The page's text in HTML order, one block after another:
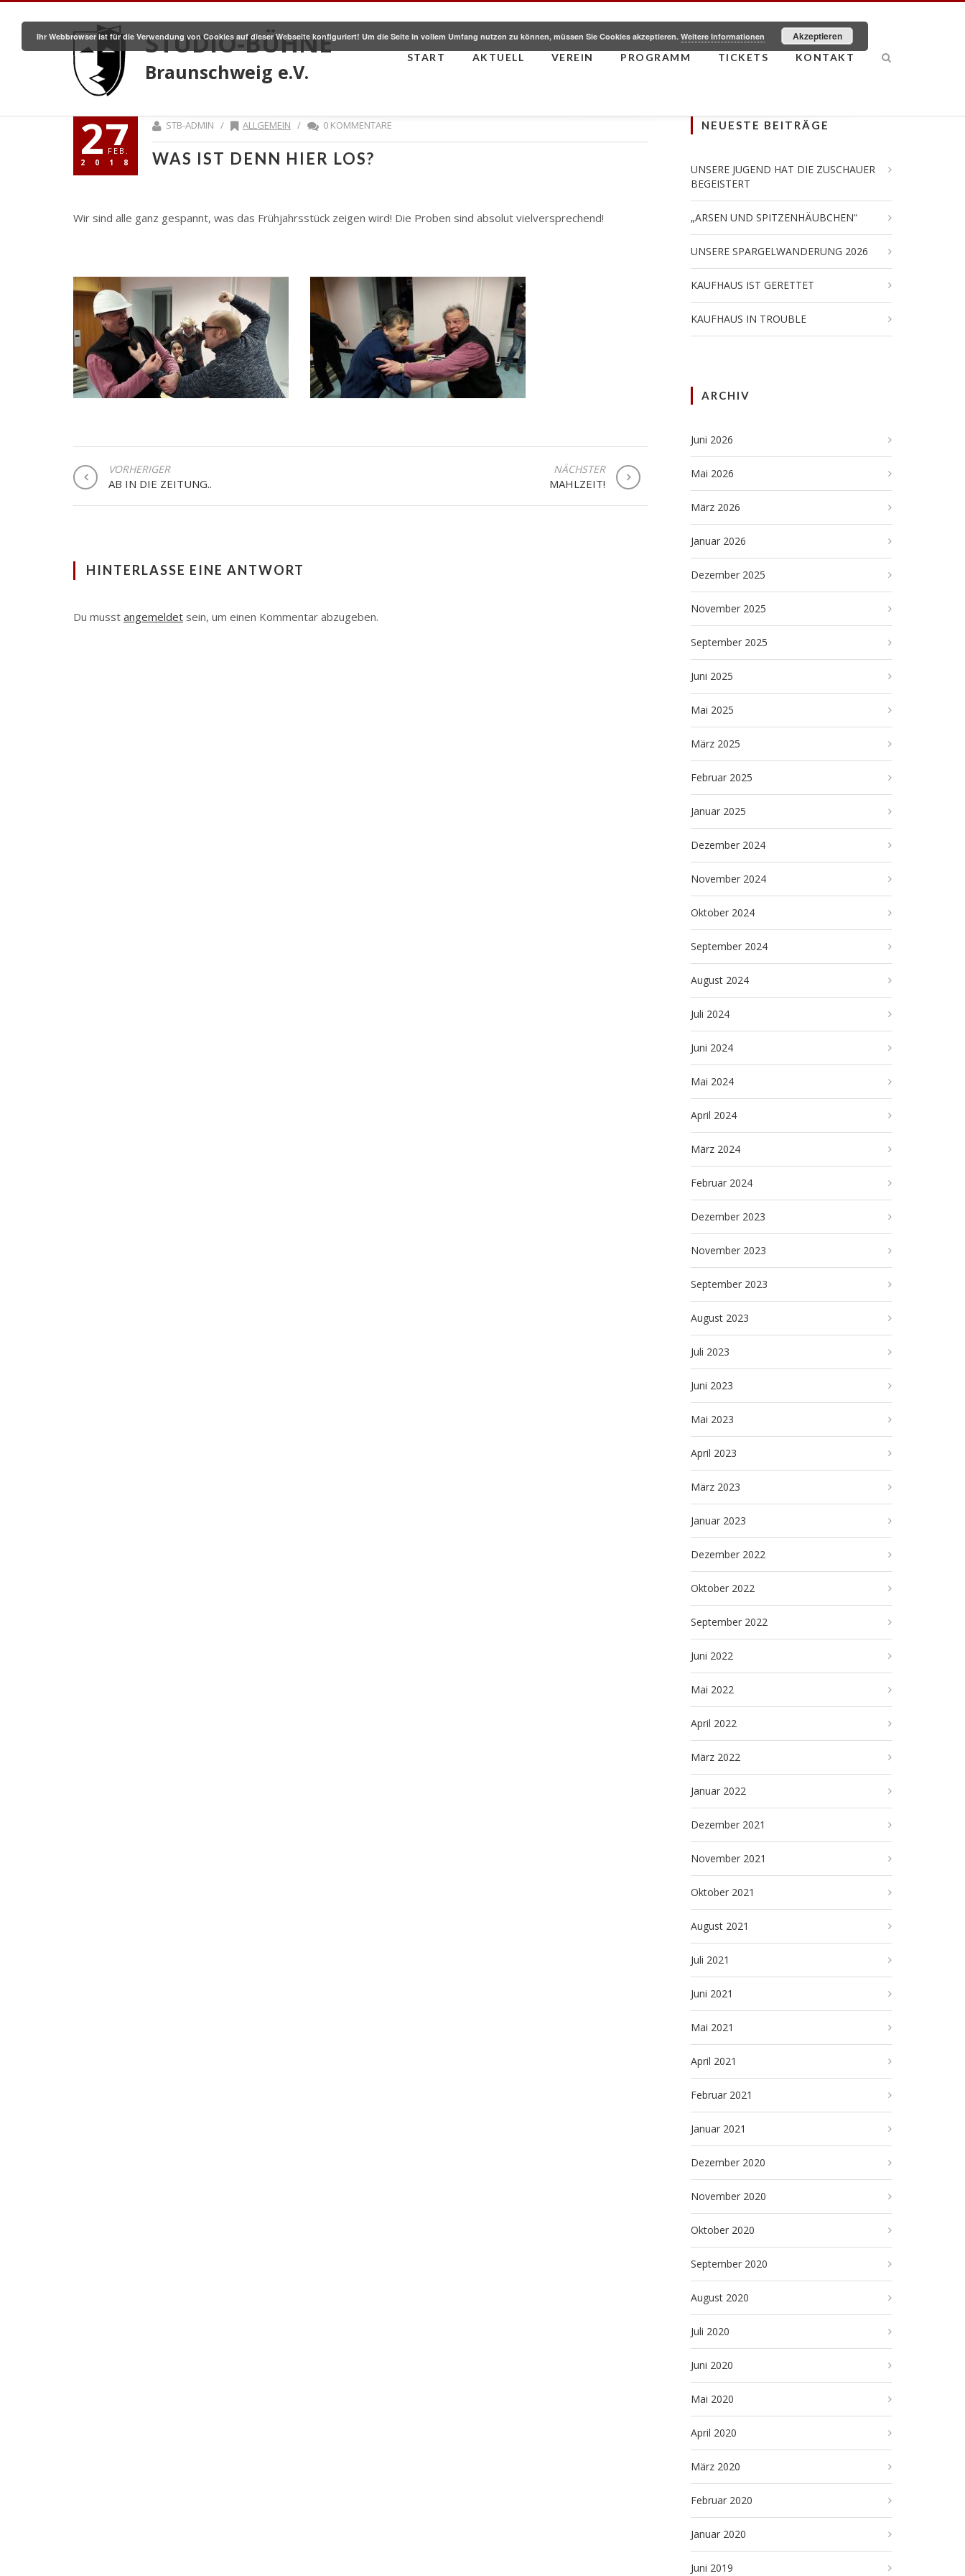
STUDIO-BÜHNE
Braunschweig e.V.
START AKTUELL VEREIN PROGRAMM TICKETS KONTAKT
27
FEB.
2018
STB-ADMIN / ALLGEMEIN / 0 KOMMENTARE
WAS IST DENN HIER LOS?
Wir sind alle ganz gespannt, was das Frühjahrsstück zeigen wird! Die Proben sind absolut vielversprechend!
BEITRAGSNAVIGATION
VORHERIGER
AB IN DIE ZEITUNG..
NÄCHSTER
MAHLZEIT!
HINTERLASSE EINE ANTWORT
Du musst angemeldet sein, um einen Kommentar abzugeben.
NEUESTE BEITRÄGE
UNSERE JUGEND HAT DIE ZUSCHAUER
BEGEISTERT
„ARSEN UND SPITZENHÄUBCHEN“
UNSERE SPARGELWANDERUNG 2026
KAUFHAUS IST GERETTET
KAUFHAUS IN TROUBLE
ARCHIV
Juni 2026
Mai 2026
März 2026
Januar 2026
Dezember 2025
November 2025
September 2025
Juni 2025
Mai 2025
März 2025
Februar 2025
Januar 2025
Dezember 2024
November 2024
Oktober 2024
September 2024
August 2024
Juli 2024
Juni 2024
Mai 2024
April 2024
März 2024
Februar 2024
Dezember 2023
November 2023
September 2023
August 2023
Juli 2023
Juni 2023
Mai 2023
April 2023
März 2023
Januar 2023
Dezember 2022
Oktober 2022
September 2022
Juni 2022
Mai 2022
April 2022
März 2022
Januar 2022
Dezember 2021
November 2021
Oktober 2021
August 2021
Juli 2021
Juni 2021
Mai 2021
April 2021
Februar 2021
Januar 2021
Dezember 2020
November 2020
Oktober 2020
September 2020
August 2020
Juli 2020
Juni 2020
Mai 2020
April 2020
März 2020
Februar 2020
Januar 2020
Juni 2019
Ihr Webbrowser ist für die Verwendung von Cookies auf dieser Webseite konfiguriert! Um die Seite in vollem Umfang nutzen zu können, müssen Sie Cookies akzeptieren. Weitere Informationen Akzeptieren